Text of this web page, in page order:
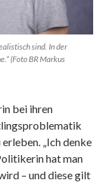
sind. In der
(Foto BR Markus
bei ihren
„Ich denke
hat man
– und diese gilt